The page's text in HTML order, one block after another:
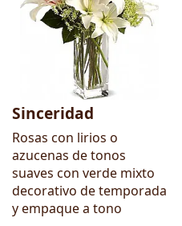
Sinceridad
Rosas con lirios o
azucenas de tonos
suaves con verde mixto
decorativo de temporada
y empaque a tono